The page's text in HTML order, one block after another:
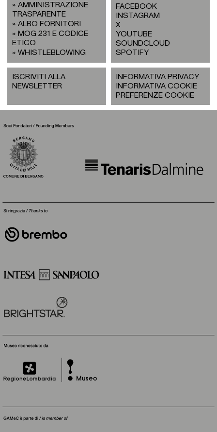
AMMINISTRAZIONE
TRASPARENTE
ALBO FORNITORI
MOG 231 E CODICE
ETICO
WHISTLEBLOWING
FACEBOOK
INSTAGRAM
X
YOUTUBE
SOUNDCLOUD
SPOTIFY
ISCRIVITI ALLA
NEWSLETTER
INFORMATIVA PRIVACY
INFORMATIVA COOKIE
PREFERENZE COOKIE